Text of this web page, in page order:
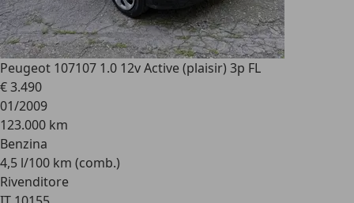
Peugeot 107107 1.0 12v Active (plaisir) 3p FL
€ 3.490
01/2009
123.000 km
Benzina
4,5 l/100 km (comb.)
Rivenditore